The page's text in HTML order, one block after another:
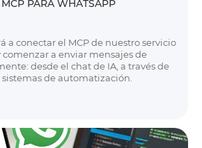
PARA WHATSAPP
a conectar el MCP de nuestro servicio
comenzar a enviar mensajes de
desde el chat de IA, a través de
de automatización.